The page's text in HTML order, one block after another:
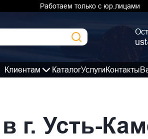
Работаем только с юр.лицами
Клиентам КаталогУслугиКонтакты
Усть-